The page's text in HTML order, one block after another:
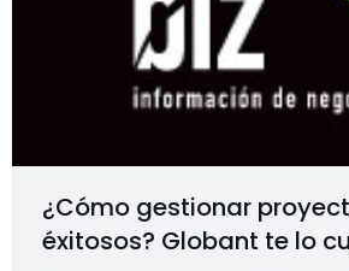
¿Cómo gestionar
éxitosos? Globant te lo